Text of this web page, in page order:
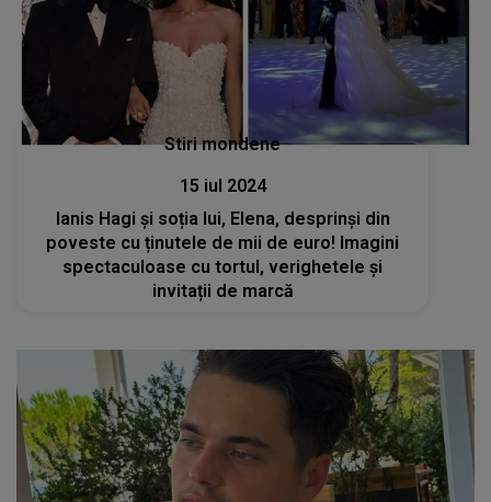
Stiri mondene
15 iul 2024
Ianis Hagi și soția lui, Elena, desprinși din
poveste cu ținutele de mii de euro! Imagini
spectaculoase cu tortul, verighetele și
invitații de marcă